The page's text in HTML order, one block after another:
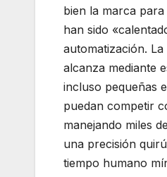
bien la marca
han sido
automatización.
alcanza mediante
incluso pequeñas
puedan competir
manejando miles
una precisión
tiempo humano